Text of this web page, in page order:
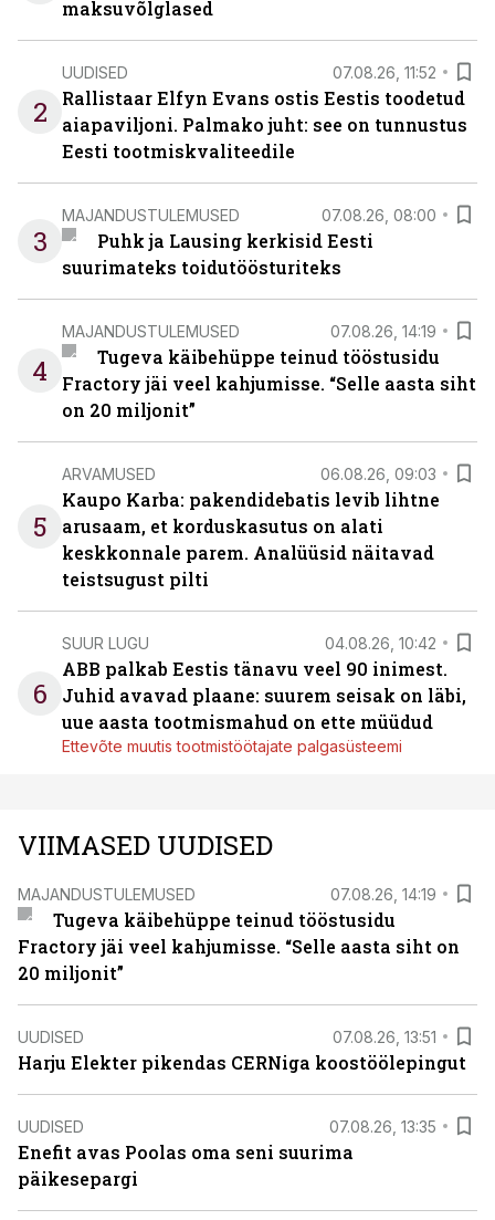
maksuvõlglased
2
UUDISED 07.08.26, 11:52
Rallistaar Elfyn Evans ostis Eestis toodetud
aiapaviljoni. Palmako juht: see on tunnustus
Eesti tootmiskvaliteedile
3
MAJANDUSTULEMUSED 07.08.26, 08:00
Puhk ja Lausing kerkisid Eesti
suurimateks toidutöösturiteks
4
MAJANDUSTULEMUSED 07.08.26, 14:19
Tugeva käibehüppe teinud tööstusidu
Fractory jäi veel kahjumisse. “Selle aasta siht
on 20 miljonit”
5
ARVAMUSED 06.08.26, 09:03
Kaupo Karba: pakendidebatis levib lihtne
arusaam, et korduskasutus on alati
keskkonnale parem. Analüüsid näitavad
teistsugust pilti
6
SUUR LUGU 04.08.26, 10:42
ABB palkab Eestis tänavu veel 90 inimest.
Juhid avavad plaane: suurem seisak on läbi,
uue aasta tootmismahud on ette müüdud
Ettevõte muutis tootmistöötajate palgasüsteemi
VIIMASED UUDISED
MAJANDUSTULEMUSED 07.08.26, 14:19
Tugeva käibehüppe teinud tööstusidu
Fractory jäi veel kahjumisse. “Selle aasta siht on
20 miljonit”
UUDISED 07.08.26, 13:51
Harju Elekter pikendas CERNiga koostöölepingut
UUDISED 07.08.26, 13:35
Enefit avas Poolas oma seni suurima
päikesepargi